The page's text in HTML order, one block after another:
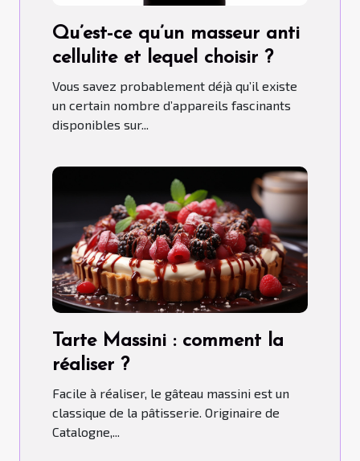
Qu’est-ce qu’un masseur anti
cellulite et lequel choisir ?
Vous savez probablement déjà qu’il existe
un certain nombre d’appareils fascinants
disponibles sur...
Tarte Massini : comment la
réaliser ?
Facile à réaliser, le gâteau massini est un
classique de la pâtisserie. Originaire de
Catalogne,...